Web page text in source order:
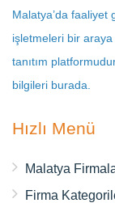
Malatya’da faaliyet
işletmeleri bir
tanıtım
bilgileri burada.
Hızlı Menü
Malatya
Firma